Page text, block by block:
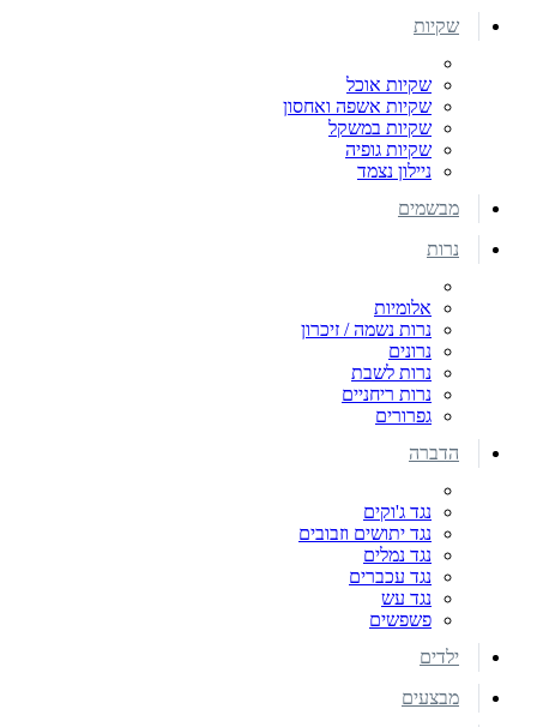
שקיות
שקיות אוכל
שקיות אשפה ואחסון
שקיות במשקל
שקיות גופיה
ניילון נצמד
מבשמים
נרות
אלומיות
נרות נשמה / זיכרון
נרונים
נרות לשבת
נרות ריחניים
גפרורים
הדברה
נגד ג'וקים
נגד יתושים וזבובים
נגד נמלים
נגד עכברים
נגד עש
פשפשים
ילדים
מבצעים